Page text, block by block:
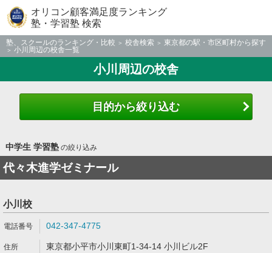
オリコン顧客満足度ランキング
塾・学習塾 検索
塾、スクールのランキング・比較 校舎検索
東京都の駅・市区町村から探す
小川周辺の校舎一覧
小川周辺の校舎
目的から絞り込む
中学生 学習塾の絞り込み
代々木進学ゼミナール
小川校
042-347-4775
東京都小平市小川東町1-34-14 小川ビル2F